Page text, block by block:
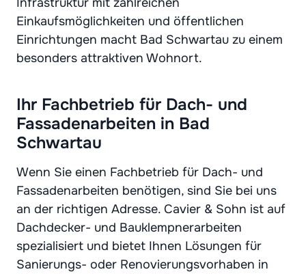
Einkaufsmöglichkeiten und öffentlichen
Einrichtungen macht Bad Schwartau zu einem
besonders attraktiven Wohnort.
Ihr Fachbetrieb für Dach- und
Fassadenarbeiten in Bad
Schwartau
Wenn Sie einen Fachbetrieb für Dach- und
Fassadenarbeiten benötigen, sind Sie bei uns
an der richtigen Adresse. Cavier & Sohn ist auf
Dachdecker- und Bauklempnerarbeiten
spezialisiert und bietet Ihnen Lösungen für
Sanierungs- oder Renovierungsvorhaben in